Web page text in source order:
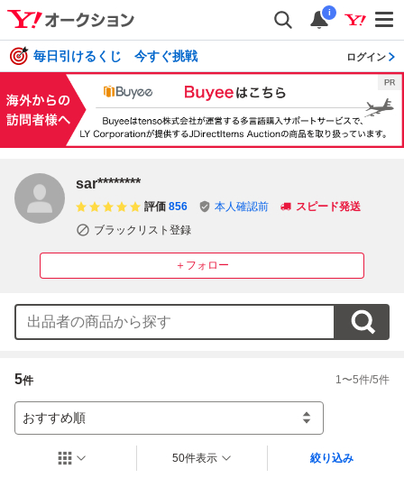
i
毎日引けるくじ 今すぐ挑戦 ログイン
sar********
＋フォロー
評価 856 本人確認前
スピード発送
ブラックリスト登録
5件 1 〜5件/5件
おすすめ順
50件表示 絞り込み